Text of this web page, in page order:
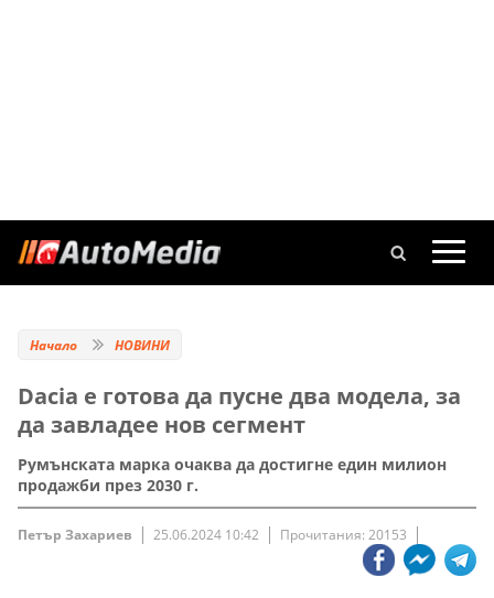
Начало НОВИНИ
Dacia е готова да пусне два модела, за
да завладее нов сегмент
Румънската марка очаква да достигне един милион
продажби през 2030 г.
Петър Захариев 25.06.2024 10:42 Прочитания: 20153